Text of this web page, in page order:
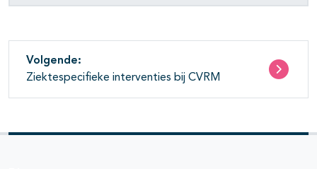
Volgende:
Ziektespecifieke interventies bij CVRM